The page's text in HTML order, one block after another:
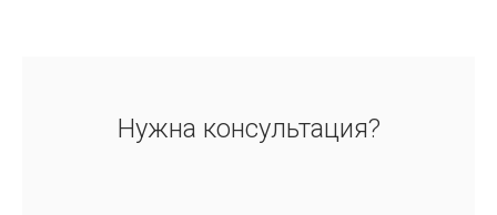
Нужна консультация?